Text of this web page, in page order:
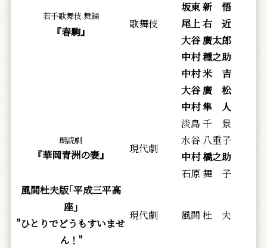
若手歌舞伎 舞踊
『春駒』
歌舞伎
坂東 新 悟
尾上 右 近
大谷 廣太郎
中村 種之助
中村 米 吉
大谷 廣 松
中村 隼 人
朗読劇
『華岡青洲の妻』 現代劇
淡島 千 景
水谷 八重子
中村 橋之助
石原 舞 子
風間杜夫版｢平成三平高
座｣
"ひとりでどうもすいませ
ん！"
現代劇 風間 杜 夫